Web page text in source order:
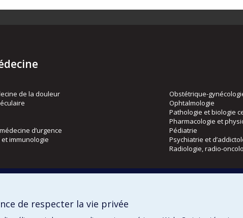
de la douleur
d’urgence
immunologie
Obstétrique-
Ophtalmologie
Pathologie et biologie
Pharmacologie et
Pédiatrie
Psychiatrie et
Radiologie, radio-
de respecter la vie privée